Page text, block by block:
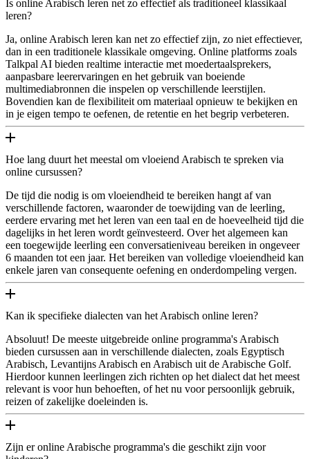
Is online Arabisch leren net zo effectief als traditioneel klassikaal
leren?
Ja, online Arabisch leren kan net zo effectief zijn, zo niet effectiever,
dan in een traditionele klassikale omgeving. Online platforms zoals
Talkpal AI bieden realtime interactie met moedertaalsprekers,
aanpasbare leerervaringen en het gebruik van boeiende
multimediabronnen die inspelen op verschillende leerstijlen.
Bovendien kan de flexibiliteit om materiaal opnieuw te bekijken en
in je eigen tempo te oefenen, de retentie en het begrip verbeteren.
Hoe lang duurt het meestal om vloeiend Arabisch te spreken via
online cursussen?
De tijd die nodig is om vloeiendheid te bereiken hangt af van
verschillende factoren, waaronder de toewijding van de leerling,
eerdere ervaring met het leren van een taal en de hoeveelheid tijd die
dagelijks in het leren wordt geïnvesteerd. Over het algemeen kan
een toegewijde leerling een conversatieniveau bereiken in ongeveer
6 maanden tot een jaar. Het bereiken van volledige vloeiendheid kan
enkele jaren van consequente oefening en onderdompeling vergen.
Kan ik specifieke dialecten van het Arabisch online leren?
Absoluut! De meeste uitgebreide online programma's Arabisch
bieden cursussen aan in verschillende dialecten, zoals Egyptisch
Arabisch, Levantijns Arabisch en Arabisch uit de Arabische Golf.
Hierdoor kunnen leerlingen zich richten op het dialect dat het meest
relevant is voor hun behoeften, of het nu voor persoonlijk gebruik,
reizen of zakelijke doeleinden is.
Zijn er online Arabische programma's die geschikt zijn voor